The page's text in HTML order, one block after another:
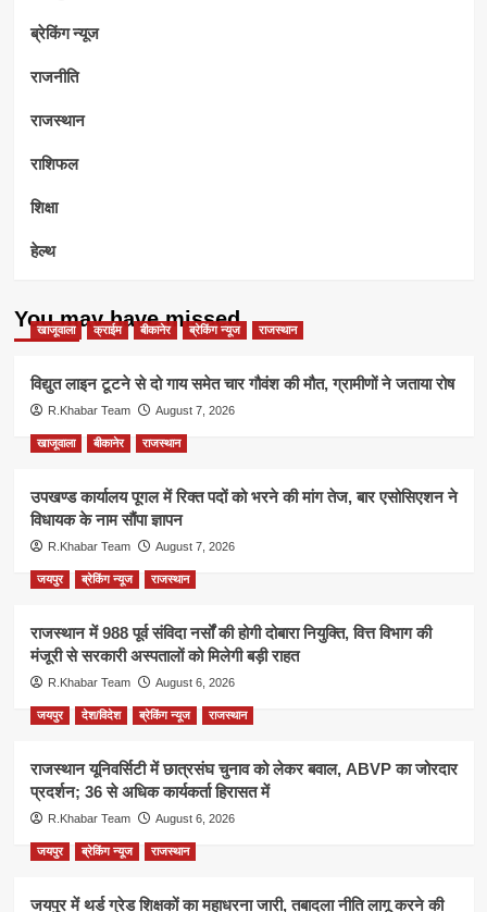
ब्रेकिंग न्यूज
राजनीति
राजस्थान
राशिफल
शिक्षा
हेल्थ
You may have missed
खाजूवाला क्राईम बीकानेर ब्रेकिंग न्यूज राजस्थान
विद्युत लाइन टूटने से दो गाय समेत चार गौवंश की मौत, ग्रामीणों ने जताया रोष
R.Khabar Team August 7, 2026
खाजूवाला बीकानेर राजस्थान
उपखण्ड कार्यालय पूगल में रिक्त पदों को भरने की मांग तेज, बार एसोसिएशन ने
विधायक के नाम सौंपा ज्ञापन
R.Khabar Team August 7, 2026
जयपुर ब्रेकिंग न्यूज राजस्थान
राजस्थान में 988 पूर्व संविदा नर्सों की होगी दोबारा नियुक्ति, वित्त विभाग की
मंजूरी से सरकारी अस्पतालों को मिलेगी बड़ी राहत
R.Khabar Team August 6, 2026
जयपुर देश/विदेश ब्रेकिंग न्यूज राजस्थान
राजस्थान यूनिवर्सिटी में छात्रसंघ चुनाव को लेकर बवाल, ABVP का जोरदार
प्रदर्शन; 36 से अधिक कार्यकर्ता हिरासत में
R.Khabar Team August 6, 2026
जयपुर ब्रेकिंग न्यूज राजस्थान
जयपुर में थर्ड ग्रेड शिक्षकों का महाधरना जारी, तबादला नीति लागू करने की